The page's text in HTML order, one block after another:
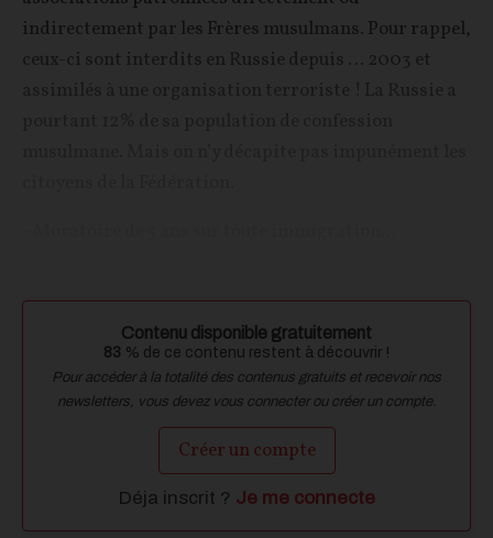
indirectement par les Frères musulmans. Pour rappel,
ceux-ci sont interdits en Russie depuis … 2003 et
Contenu disponible gratuitement
83 % de ce contenu restent à découvrir !
Pour accéder à la totalité des contenus gratuits et recevoir nos
newsletters, vous devez vous connecter ou créer un compte.
Créer un compte
Déja inscrit ? Je me connecte